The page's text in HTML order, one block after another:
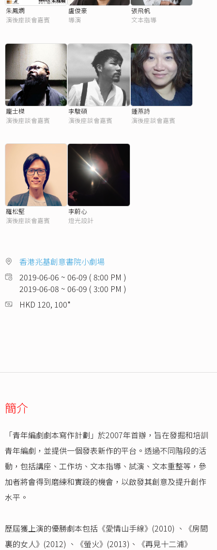
朱鳳嫻
演後座談會嘉賓
盧俊豪
導演
張飛帆
文本指導
龐士榤
演後座談會嘉賓
李駿碩
演後座談會嘉賓
鍾燕詩
演後座談會嘉賓
羅松堅
演後座談會嘉賓
李蔚心
燈光設計
香港兆基創意書院小劇場
2019-06-06 ~ 06-09 ( 8:00 PM )
2019-06-08 ~ 06-09 ( 3:00 PM )
HKD 120, 100*
簡介
「青年編劇劇本寫作計劃」於2007年首辦，旨在發掘和培訓
青年編劇，並提供一個發表新作的平台。透過不同階段的活
動，包括講座、工作坊、文本指導、試演、文本重整等，參
加者將會得到磨練和實踐的機會，以啟發其創意及提升創作
水平。
歷屆獲上演的優勝劇本包括《愛情山手線》(2010) 、《房間
裏的女人》(2012) 、《螢火》(2013)、《再見十二浦》